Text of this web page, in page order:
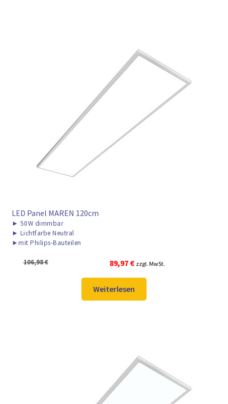
LED Panel MAREN 120cm
► 50W dimmbar
► Lichtfarbe Neutral
►mit Philips-Bauteilen
106,98€
Ursprünglicher
Preis
war:
106,98 €
89,97 €Aktueller
Preis
ist:
89,97 €.
zzgl. MwSt.
Weiterlesen